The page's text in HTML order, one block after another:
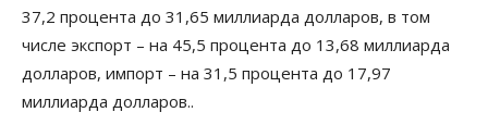
37,2 процента до 31,65 миллиарда долларов, в том
числе экспорт – на 45,5 процента до 13,68 миллиарда
долларов, импорт – на 31,5 процента до 17,97
миллиарда долларов..